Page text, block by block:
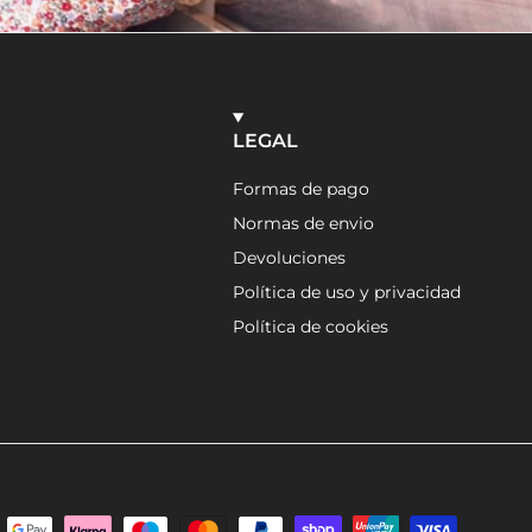
LEGAL
Formas de pago
Normas de envio
Devoluciones
Política de uso y privacidad
Política de cookies